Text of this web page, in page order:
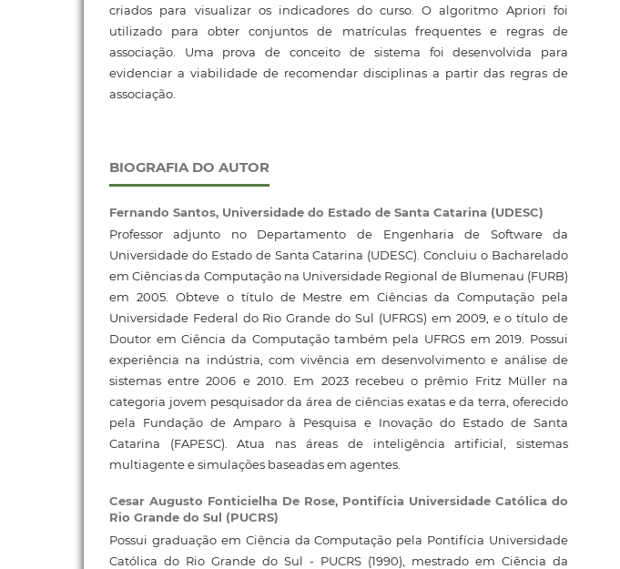
criados para visualizar os indicadores do curso. O algoritmo Apriori foi
utilizado para obter conjuntos de matrículas frequentes e regras de
associação. Uma prova de conceito de sistema foi desenvolvida para
evidenciar a viabilidade de recomendar disciplinas a partir das regras de
associação.
BIOGRAFIA DO AUTOR
Fernando Santos, Universidade do Estado de Santa Catarina (UDESC)
Professor adjunto no Departamento de Engenharia de Software da
Universidade do Estado de Santa Catarina (UDESC). Concluiu o Bacharelado
em Ciências da Computação na Universidade Regional de Blumenau (FURB)
em 2005. Obteve o título de Mestre em Ciências da Computação pela
Universidade Federal do Rio Grande do Sul (UFRGS) em 2009, e o título de
Doutor em Ciência da Computação também pela UFRGS em 2019. Possui
experiência na indústria, com vivência em desenvolvimento e análise de
sistemas entre 2006 e 2010. Em 2023 recebeu o prêmio Fritz Müller na
categoria jovem pesquisador da área de ciências exatas e da terra, oferecido
pela Fundação de Amparo à Pesquisa e Inovação do Estado de Santa
Catarina (FAPESC). Atua nas áreas de inteligência artificial, sistemas
multiagente e simulações baseadas em agentes.
Cesar Augusto Fonticielha De Rose, Pontifícia Universidade Católica do
Rio Grande do Sul (PUCRS)
Possui graduação em Ciência da Computação pela Pontifícia Universidade
Católica do Rio Grande do Sul - PUCRS (1990), mestrado em Ciência da